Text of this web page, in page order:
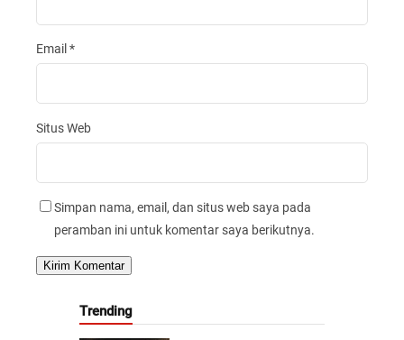
Email *
Situs Web
Simpan nama, email, dan situs web saya pada
peramban ini untuk komentar saya berikutnya.
Trending